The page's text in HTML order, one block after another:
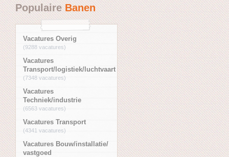
PopulaireBanen
Vacatures Overig
(9288 vacatures)
Vacatures
Transport/logistiek/luchtvaart
(7348 vacatures)
Vacatures
Techniek/industrie
(6563 vacatures)
Vacatures Transport
(4341 vacatures)
Vacatures Bouw/installatie/
vastgoed